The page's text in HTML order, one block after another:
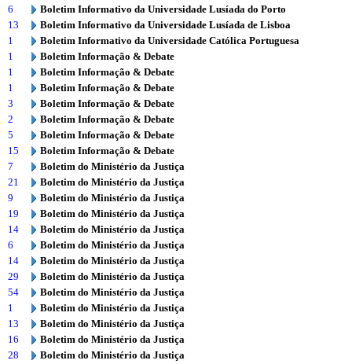
6
Boletim Informativo da Universidade Lusíada do Porto
13
Boletim Informativo da Universidade Lusíada de Lisboa
1
Boletim Informativo da Universidade Católica Portuguesa
1
Boletim Informação & Debate
1
Boletim Informação & Debate
1
Boletim Informação & Debate
3
Boletim Informação & Debate
2
Boletim Informação & Debate
5
Boletim Informação & Debate
15
Boletim Informação & Debate
7
Boletim do Ministério da Justiça
21
Boletim do Ministério da Justiça
9
Boletim do Ministério da Justiça
19
Boletim do Ministério da Justiça
14
Boletim do Ministério da Justiça
6
Boletim do Ministério da Justiça
14
Boletim do Ministério da Justiça
29
Boletim do Ministério da Justiça
54
Boletim do Ministério da Justiça
1
Boletim do Ministério da Justiça
13
Boletim do Ministério da Justiça
16
Boletim do Ministério da Justiça
28
Boletim do Ministério da Justiça